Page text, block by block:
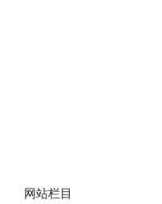
网站栏目